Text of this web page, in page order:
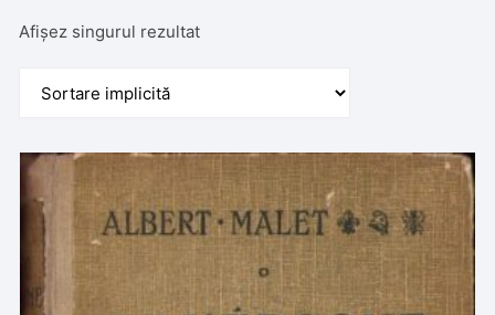
Afișez singurul rezultat